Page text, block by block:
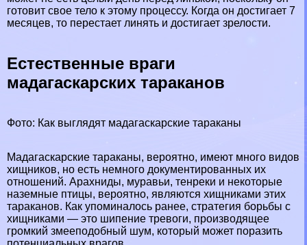
готовит свое тело к этому процессу. Когда он достигает 7
месяцев, то перестает линять и достигает зрелости.
Естественные враги
мадагаскарских таpaканов
Фото: Как выглядят мадагаскарские таpaканы
Мадагаскарские таpaканы, вероятно, имеют много видов
хищников, но есть немного документированных их
отношений. Арахниды, муравьи, тенреки и некоторые
наземные птицы, вероятно, являются хищниками этих
таpaканов. Как упоминалось ранее, стратегия борьбы с
хищниками — это шипение тревоги, производящее
громкий змееподобный шум, который может поразить